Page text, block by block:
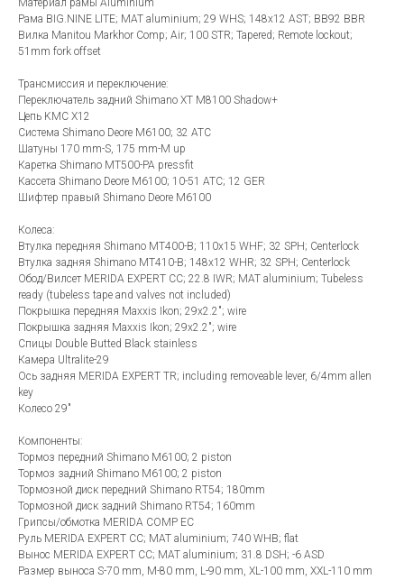
Материал рамы Aluminium
Рама BIG.NINE LITE; MAT aluminium; 29 WHS; 148x12 AST; BB92 BBR
Вилка Manitou Markhor Comp; Air; 100 STR; Tapered; Remote lockout;
51mm fork offset
Трансмиссия и переключение:
Переключатель задний Shimano XT M8100 Shadow+
Цепь KMC X12
Система Shimano Deore M6100; 32 ATC
Шатуны 170 mm-S, 175 mm-M up
Каретка Shimano MT500-PA pressfit
Кассета Shimano Deore M6100; 10-51 ATC; 12 GER
Шифтер правый Shimano Deore M6100
Колеса:
Втулка передняя Shimano MT400-B; 110x15 WHF; 32 SPH; Centerlock
Втулка задняя Shimano MT410-B; 148x12 WHR; 32 SPH; Centerlock
Обод/Вилсет MERIDA EXPERT CC; 22.8 IWR; MAT aluminium; Tubeless
ready (tubeless tape and valves not included)
Покрышка передняя Maxxis Ikon; 29x2.2"; wire
Покрышка задняя Maxxis Ikon; 29x2.2"; wire
Спицы Double Butted Black stainless
Камера Ultralite-29
Ось задняя MERIDA EXPERT TR; including removeable lever, 6/4mm allen
key
Колесо 29"
Компоненты:
Тормоз передний Shimano M6100; 2 piston
Тормоз задний Shimano M6100; 2 piston
Тормозной диск передний Shimano RT54; 180mm
Тормозной диск задний Shimano RT54; 160mm
Грипсы/обмотка MERIDA COMP EC
Руль MERIDA EXPERT CC; MAT aluminium; 740 WHB; flat
Вынос MERIDA EXPERT CC; MAT aluminium; 31.8 DSH; -6 ASD
Размер выноса S-70 mm, M-80 mm, L-90 mm, XL-100 mm, XXL-110 mm